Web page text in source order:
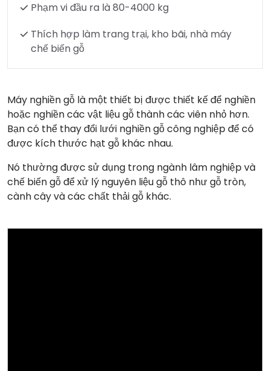
Phạm vi đầu ra là 80-4000 kg
Thích hợp làm trang trại, kho bãi, nhà máy
chế biến gỗ
Máy nghiền gỗ là một thiết bị được thiết kế để nghiền
hoặc nghiền các vật liệu gỗ thành các viên nhỏ hơn.
Bạn có thể thay đổi lưới nghiền gỗ công nghiệp để có
được kích thước hạt gỗ khác nhau.
Nó thường được sử dụng trong ngành lâm nghiệp và
chế biến gỗ để xử lý nguyên liệu gỗ thô như gỗ tròn,
cành cây và các chất thải gỗ khác.